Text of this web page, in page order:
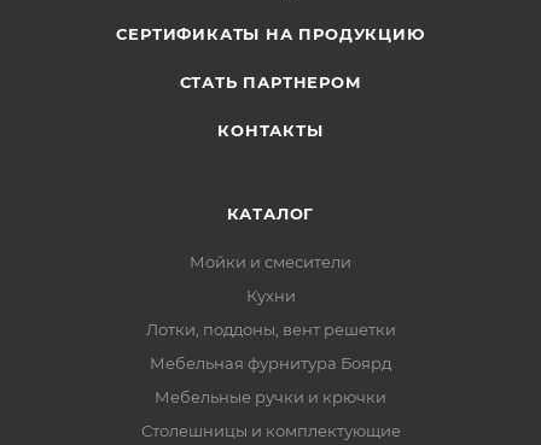
СЕРТИФИКАТЫ НА ПРОДУКЦИЮ
СТАТЬ ПАРТНЕРОМ
КОНТАКТЫ
КАТАЛОГ
Мойки и смесители
Кухни
Лотки, поддоны, вент решетки
Мебельная фурнитура Боярд
Мебельные ручки и крючки
Столешницы и комплектующие